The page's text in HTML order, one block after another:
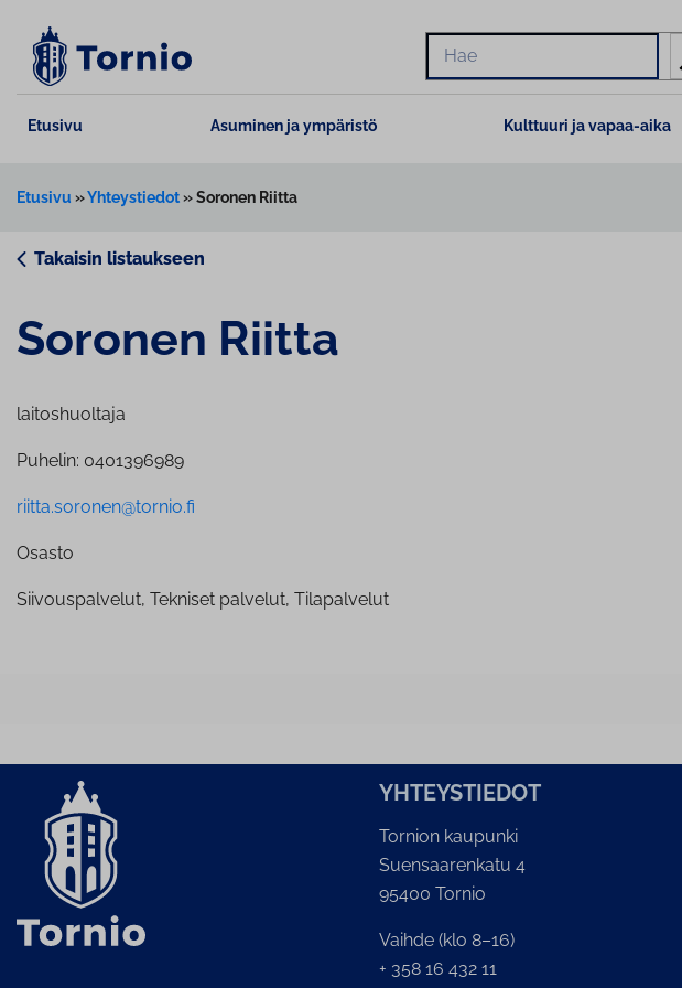
sisältöön
Hae
Etusivu Asuminen ja ympäristö Kulttuuri ja vapaa-aika
Etusivu »Yhteystiedot»Soronen Riitta
Takaisin listaukseen
Soronen Riitta
laitoshuoltaja
Puhelin: 0401396989
riitta.soronen@tornio.fi
Osasto
Siivouspalvelut, Tekniset palvelut, Tilapalvelut
YH­TEYS­TIE­DOT
Tornion kaupunki
Suensaarenkatu 4
95400 Tornio
Vaihde (klo 8–16)
+ 358 16 432 11